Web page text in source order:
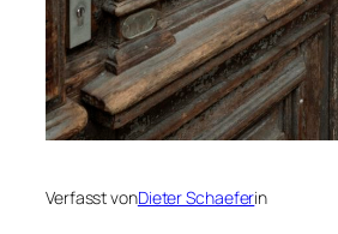
Verfasst vonDieter Schaeferin